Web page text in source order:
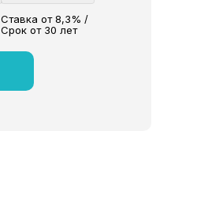
Ставка от 8,3% /
Срок от 30 лет